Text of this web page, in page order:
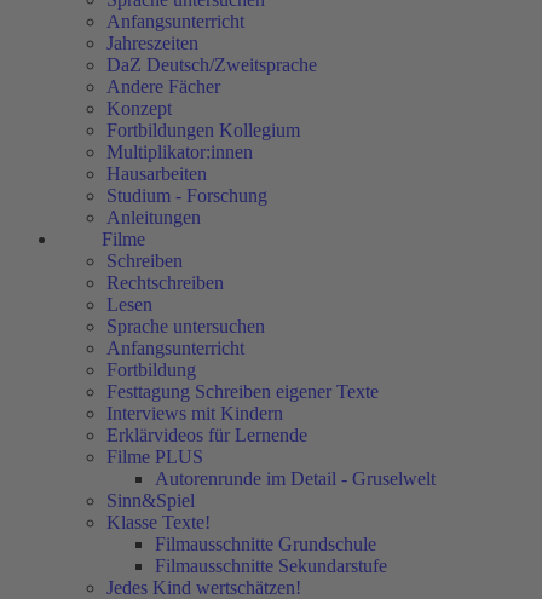
Anfangsunterricht
Jahreszeiten
DaZ Deutsch/Zweitsprache
Andere Fächer
Konzept
Fortbildungen Kollegium
Multiplikator:innen
Hausarbeiten
Studium - Forschung
Anleitungen
Filme
Schreiben
Rechtschreiben
Lesen
Sprache untersuchen
Anfangsunterricht
Fortbildung
Festtagung Schreiben eigener Texte
Interviews mit Kindern
Erklärvideos für Lernende
Filme PLUS
Autorenrunde im Detail - Gruselwelt
Sinn&Spiel
Klasse Texte!
Filmausschnitte Grundschule
Filmausschnitte Sekundarstufe
Jedes Kind wertschätzen!